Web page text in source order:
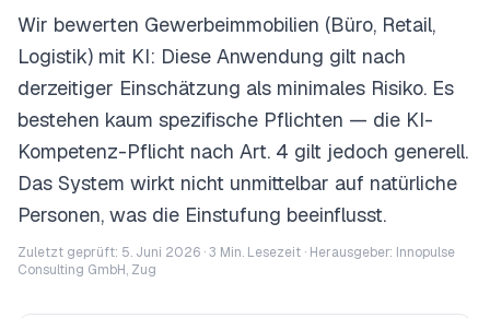
Wir bewerten Gewerbeimmobilien (Büro, Retail,
Logistik) mit KI: Diese Anwendung gilt nach
derzeitiger Einschätzung als minimales Risiko. Es
bestehen kaum spezifische Pflichten — die KI-
Kompetenz-Pflicht nach Art. 4 gilt jedoch generell.
Das System wirkt nicht unmittelbar auf natürliche
Personen, was die Einstufung beeinflusst.
Zuletzt geprüft: 5. Juni 2026 ·3 Min. Lesezeit · Herausgeber: Innopulse
Consulting GmbH, Zug